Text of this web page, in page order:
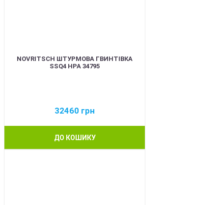
NOVRITSCH ШТУРМОВА ГВИНТІВКА
SSQ4 HPA 34795
32460 грн
ДО КОШИКУ